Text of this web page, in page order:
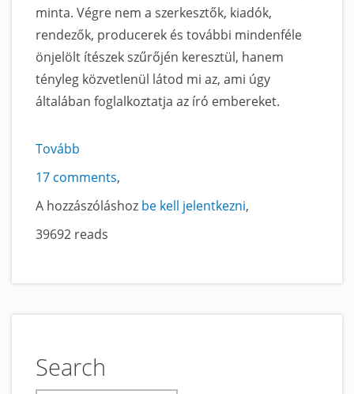
minta. Végre nem a szerkesztők, kiadók,
rendezők, producerek és további mindenféle
önjelölt ítészek szűrőjén keresztül, hanem
tényleg közvetlenül látod mi az, ami úgy
általában foglalkoztatja az író embereket.
Tovább
Miről
a
magyar
című
17 comments
A hozzászóláshoz be kell jelentkezni
39692 reads
Search